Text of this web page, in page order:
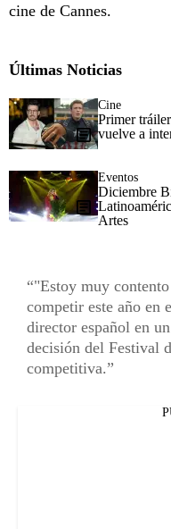
cine de Cannes.
Últimas Noticias
Cine
Primer
vuelve a
Eventos
Diciembre
Artes
"Estoy muy
competir este año en
director español en
decisión del Festival
competitiva.